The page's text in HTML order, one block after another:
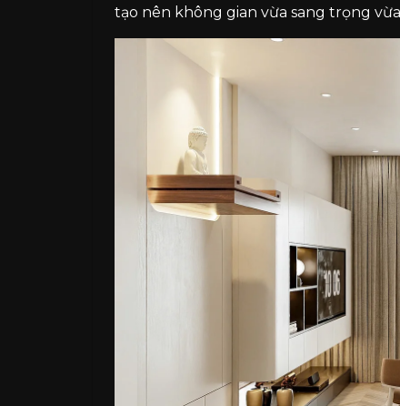
tạo nên không gian vừa sang trọng